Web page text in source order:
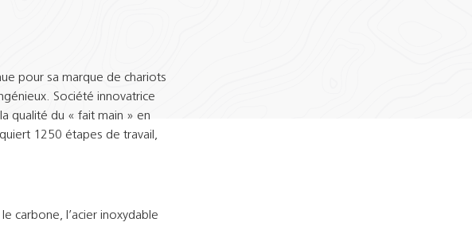
pour sa marque de chariots
Société innovatrice
qualité du « fait main » en
1250 étapes de travail,
carbone, l’acier inoxydable